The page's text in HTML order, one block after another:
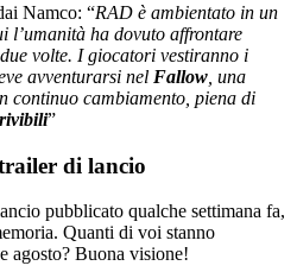
Namco: “RAD è ambientato in un
l’umanità ha dovuto affrontare
due volte. I giocatori vestiranno i
avventurarsi nel Fallow , una
continuo cambiamento, piena di
”
di lancio
pubblicato qualche settimana fa,
Quanti di voi stanno
agosto? Buona visione!